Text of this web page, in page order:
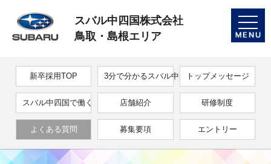
toggle
スバル中四国株式会社
鳥取・島根エリア
新卒採用TOP 3分で分かるスバル中四国トップメッセージ
スバル中四国で働く 店舗紹介 研修制度
よくある質問 募集要項 エントリー